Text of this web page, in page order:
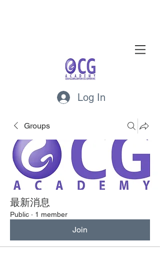
Log In
Groups
最新消息
Public · 1 member
Join